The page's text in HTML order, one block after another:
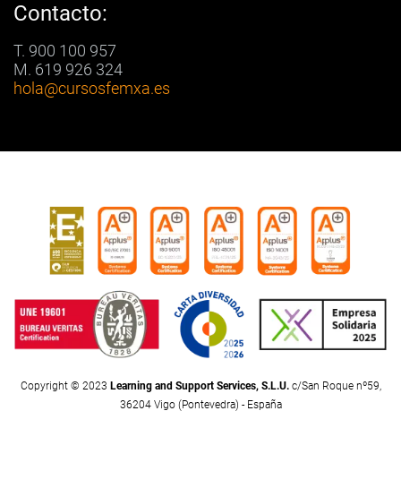
Contacto:
T. 900 100 957
M. 619 926 324
hola@cursosfemxa.es
Copyright © 2023 Learning and Support Services, S.L.U.c/San Roque nº59,
36204 Vigo (Pontevedra) - España